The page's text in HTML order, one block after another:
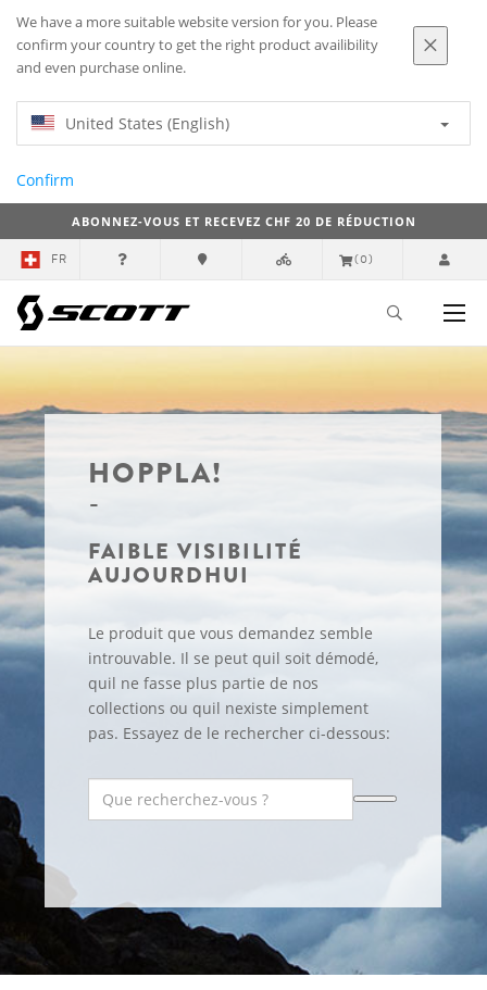
We have a more suitable website version for you. Please
confirm your country to get the right product availibility
and even purchase online.
United States (English)
Confirm
ABONNEZ-VOUS ET RECEVEZ CHF 20 DE RÉDUCTION
FR (0)
HOPPLA!
FAIBLE VISIBILITÉ
AUJOURDHUI
Le produit que vous demandez semble
introuvable. Il se peut quil soit démodé,
quil ne fasse plus partie de nos
collections ou quil nexiste simplement
pas. Essayez de le rechercher ci-dessous: